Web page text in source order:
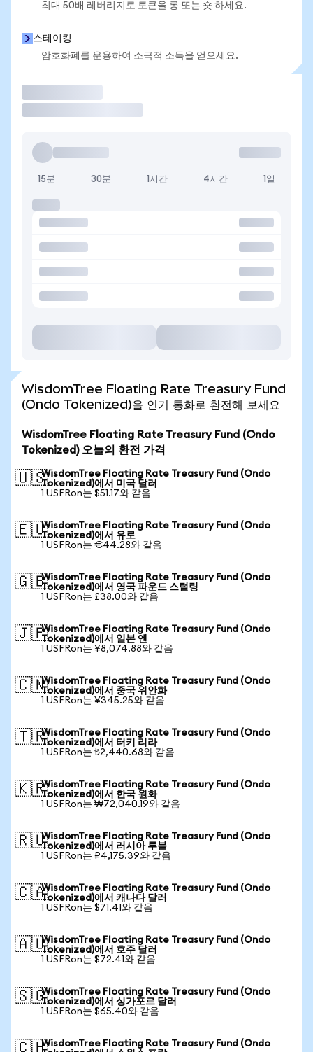
최대 50배 레버리지로 토큰을 롱 또는 숏 하세요.
스테이킹
암호화폐를 운용하여 소극적 소득을 얻으세요.
15분 30분 1시간 4시간 1일
WisdomTree Floating Rate Treasury Fund
(Ondo Tokenized)을 인기 통화로 환전해 보세요
WisdomTree Floating Rate Treasury Fund (Ondo
Tokenized) 오늘의 환전 가격
🇺🇸WisdomTree Floating Rate Treasury Fund (Ondo
Tokenized)에서 미국 달러
1 USFRon는 $51.17와 같음
🇪🇺WisdomTree Floating Rate Treasury Fund (Ondo
Tokenized)에서 유로
1 USFRon는 €44.28와 같음
🇬🇧WisdomTree Floating Rate Treasury Fund (Ondo
Tokenized)에서 영국 파운드 스털링
1 USFRon는 £38.00와 같음
🇯🇵WisdomTree Floating Rate Treasury Fund (Ondo
Tokenized)에서 일본 엔
1 USFRon는 ¥8,074.88와 같음
🇨🇳WisdomTree Floating Rate Treasury Fund (Ondo
Tokenized)에서 중국 위안화
1 USFRon는 ¥345.25와 같음
🇹🇷WisdomTree Floating Rate Treasury Fund (Ondo
Tokenized)에서 터키 리라
1 USFRon는 ₺2,440.68와 같음
🇰🇷WisdomTree Floating Rate Treasury Fund (Ondo
Tokenized)에서 한국 원화
1 USFRon는 ₩72,040.19와 같음
🇷🇺WisdomTree Floating Rate Treasury Fund (Ondo
Tokenized)에서 러시아 루블
1 USFRon는 ₽4,175.39와 같음
🇨🇦WisdomTree Floating Rate Treasury Fund (Ondo
Tokenized)에서 캐나다 달러
1 USFRon는 $71.41와 같음
🇦🇺WisdomTree Floating Rate Treasury Fund (Ondo
Tokenized)에서 호주 달러
1 USFRon는 $72.41와 같음
🇸🇬WisdomTree Floating Rate Treasury Fund (Ondo
Tokenized)에서 싱가포르 달러
1 USFRon는 $65.40와 같음
🇨🇭WisdomTree Floating Rate Treasury Fund (Ondo